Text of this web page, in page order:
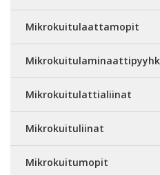
Mikrokuitulaattamopit
Mikrokuitulattialiinat
Mikrokuituliinat
Mikrokuitumopit